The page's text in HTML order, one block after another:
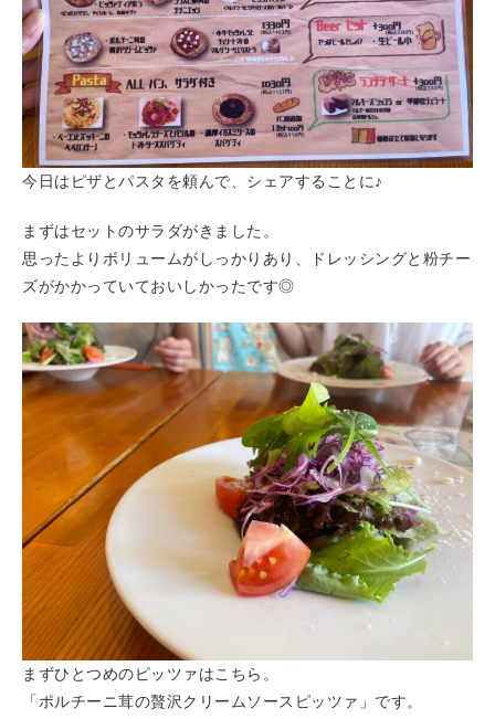
今日はピザとパスタを頼んで、シェアすることに♪
まずはセットのサラダがきました。
思ったよりボリュームがしっかりあり、ドレッシングと粉チー
ズがかかっていておいしかったです◎
まずひとつめのピッツァはこちら。
「ポルチーニ茸の贅沢クリームソースピッツァ」です。